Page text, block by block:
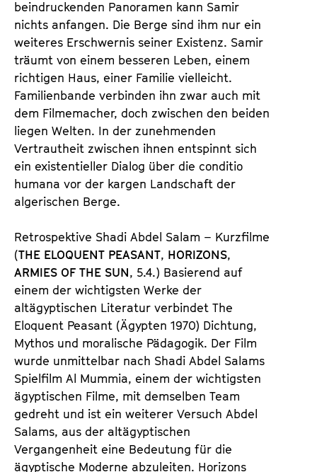
beindruckenden Panoramen kann Samir
nichts anfangen. Die Berge sind ihm nur ein
weiteres Erschwernis seiner Existenz. Samir
träumt von einem besseren Leben, einem
richtigen Haus, einer Familie vielleicht.
Familienbande verbinden ihn zwar auch mit
dem Filmemacher, doch zwischen den beiden
liegen Welten. In der zunehmenden
Vertrautheit zwischen ihnen entspinnt sich
ein existentieller Dialog über die conditio
humana vor der kargen Landschaft der
algerischen Berge.
Retrospektive Shadi Abdel Salam – Kurzfilme
(THE ELOQUENT PEASANT, HORIZONS,
ARMIES OF THE SUN, 5.4.) Basierend auf
einem der wichtigsten Werke der
altägyptischen Literatur verbindet The
Eloquent Peasant (Ägypten 1970) Dichtung,
Mythos und moralische Pädagogik. Der Film
wurde unmittelbar nach Shadi Abdel Salams
Spielfilm Al Mummia, einem der wichtigsten
ägyptischen Filme, mit demselben Team
gedreht und ist ein weiterer Versuch Abdel
Salams, aus der altägyptischen
Vergangenheit eine Bedeutung für die
ägyptische Moderne abzuleiten. Horizons